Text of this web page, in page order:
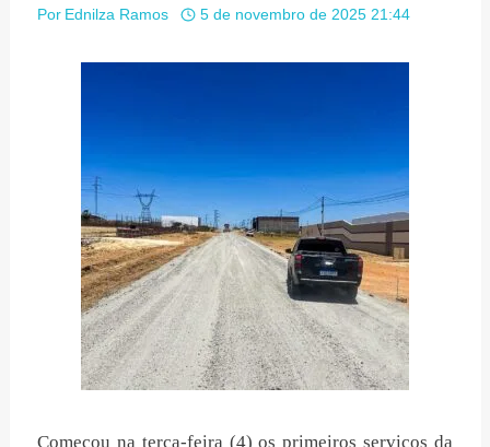
Por Ednilza Ramos 5 de novembro de 2025 21:44
Começou na terça-feira (4) os primeiros serviços da